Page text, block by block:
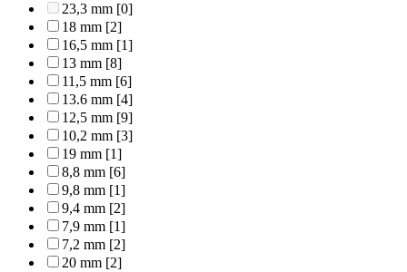
23,3 mm [0]
18 mm [2]
16,5 mm [1]
13 mm [8]
11,5 mm [6]
13.6 mm [4]
12,5 mm [9]
10,2 mm [3]
19 mm [1]
8,8 mm [6]
9,8 mm [1]
9,4 mm [2]
7,9 mm [1]
7,2 mm [2]
20 mm [2]